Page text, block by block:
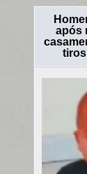
após